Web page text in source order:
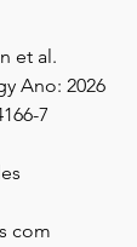
et al.
Ano: 2026
7
com